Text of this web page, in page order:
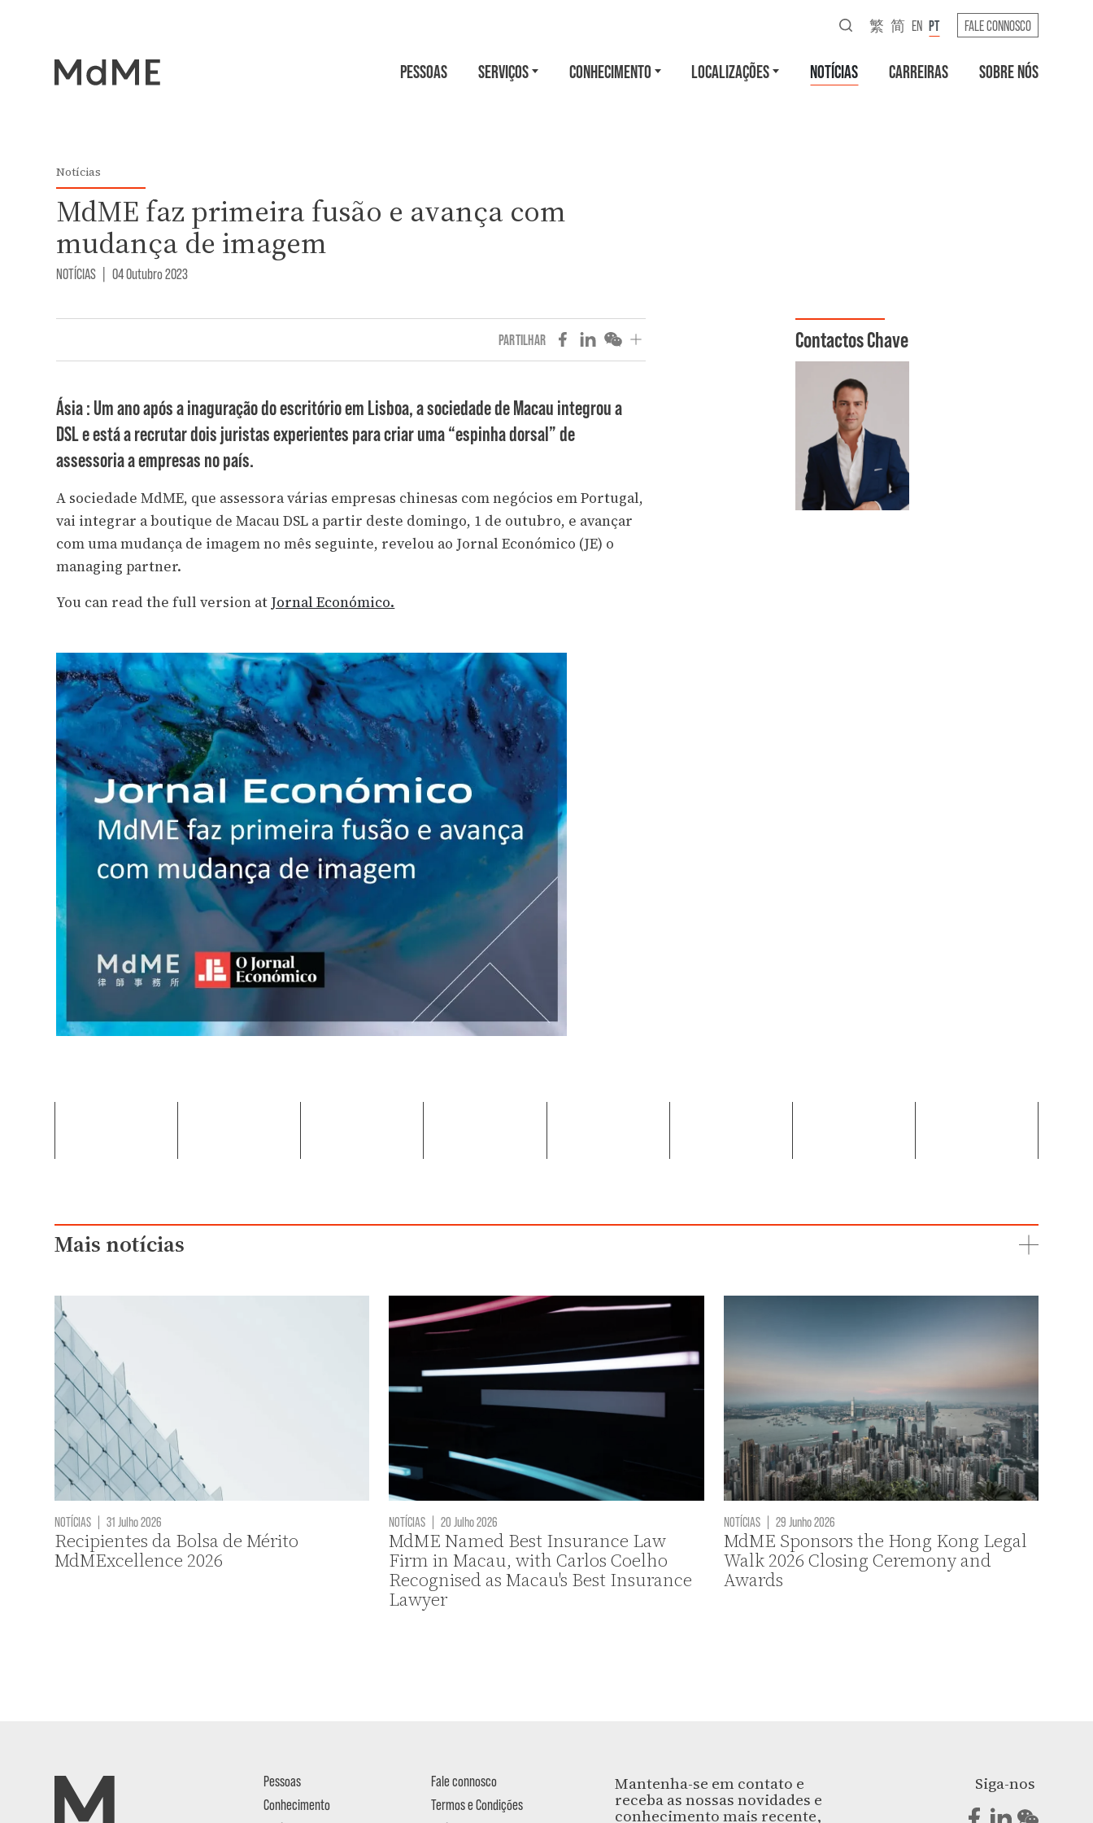
PESSOAS SERVIÇOS CONHECIMENTO LOCALIZAÇÕES NOTÍCIAS CARREIRAS SOBRE NÓS
繁 简 EN PT FALE CONNOSCO
Notícias
MdME faz primeira fusão e avança com
mudança de imagem
NOTÍCIAS 04 Outubro 2023
PARTILHAR
Ásia : Um ano após a inaguração do escritório em Lisboa, a sociedade de Macau integrou a
DSL e está a recrutar dois juristas experientes para criar uma “espinha dorsal” de
assessoria a empresas no país.
A sociedade MdME, que assessora várias empresas chinesas com negócios em Portugal,
vai integrar a boutique de Macau DSL a partir deste domingo, 1 de outubro, e avançar
com uma mudança de imagem no mês seguinte, revelou ao Jornal Económico (JE) o
managing partner.
You can read the full version at Jornal Económico.
Contactos Chave
Mais notícias
NOTÍCIAS | 31 Julho 2026
Recipientes da Bolsa de Mérito
MdMExcellence 2026
NOTÍCIAS | 20 Julho 2026
MdME Named Best Insurance Law
Firm in Macau, with Carlos Coelho
Recognised as Macau's Best Insurance
Lawyer
NOTÍCIAS | 29 Junho 2026
MdME Sponsors the Hong Kong Legal
Walk 2026 Closing Ceremony and
Awards
Pessoas
Conhecimento
Fale connosco
Termos e Condições
Mantenha-se em contato e
receba as nossas novidades e
conhecimento mais recente,
Siga-nos